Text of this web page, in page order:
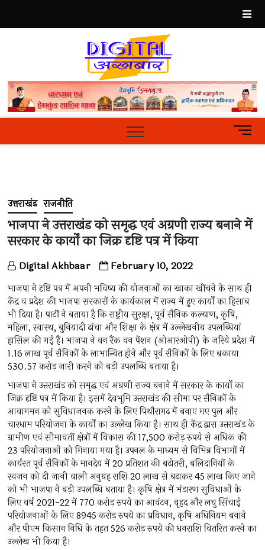
content
Hindi
News
PortalM
e
t
o
उत्तराखंड राजनीति
भाजपा ने उत्तराखंड को समृद्ध एवं अग्रणी राज्य बनाने में
सरकार के कार्यों का जिक्र दृष्टि पत्र में किया
Digital Akhbaar February 10, 2022
भाजपा ने दृष्टि पत्र में अपनी भविष्य की योजनाओं का खाका खींचने के साथ ही
केंद्र व प्रदेश की भाजपा सरकारों के कार्यकाल में राज्य में हुए कार्यों का हिसाब
भी दिया है। पार्टी ने बताया है कि राष्ट्रीय सुरक्षा, पूर्व सैनिक कल्याण, कृषि,
महिला, स्वास्थ, बुनियादी ढांचा और शिक्षा के क्षेत्र में उल्लेखनीय उपलब्धियां
हासिल की गई हैं। भाजपा ने वन रैंक वन पेंशन (ओआरओपी) के जरिये प्रदेश में
1.16 लाख पूर्व सैनिकों के लाभान्वित होने और पूर्व सैनिकों के लिए बकाया
530.57 करोड़ जारी करने को बड़ी उपलब्धि बताया है।
भाजपा ने उत्तराखंड को समृद्ध एवं अग्रणी राज्य बनाने में सरकार के कार्यों का
जिक्र दृष्टि पत्र में किया है। इसमें देवभूमि उत्तराखंड की सीमा पर सैनिकों के
आवागमन को सुविधाजनक करने के लिए पिथौरागढ़ में बनाए गए पुल और
चारधाम परियोजना के कार्यों का उल्लेख किया है। साथ ही केंद्र द्वारा उत्तराखंड के
ग्रामीण एवं सीमावर्ती क्षेत्रों में विकास की 17,500 करोड़ रुपये से अधिक की
23 परियोजनाओं को गिनाया गया है। उपनल के माध्यम से विभिन्न विभागों में
कार्यरत पूर्व सैनिकों के मानदेय में 20 प्रतिशत की बढ़ोतरी, बलिदानियों के
स्वजन को दी जानी वाली अनुग्रह राशि 20 लाख से बढ़ाकर 45 लाख किए जाने
को भी भाजपा ने बड़ी उपलब्धि बताया है। कृषि क्षेत्र में भंडारण सुविधाओं के
लिए वर्ष 2021-22 में 770 करोड़ रुपये का आवंटन, वृहद और लघु सिंचाई
परियोजनाओं के लिए 8945 करोड़ रुपये का प्रविधान, कृषि अधिनियम बनाने
और पीएम किसान निधि के तहत 526 करोड़ रुपये की धनराशि वितरित करने का
उल्लेख भी किया है।